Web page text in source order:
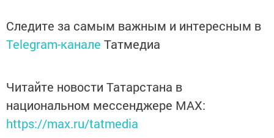
Следите за самым важным и интересным в
Telegram-канале Татмедиа
Читайте новости Татарстана в
национальном мессенджере MАХ:
https://max.ru/tatmedia